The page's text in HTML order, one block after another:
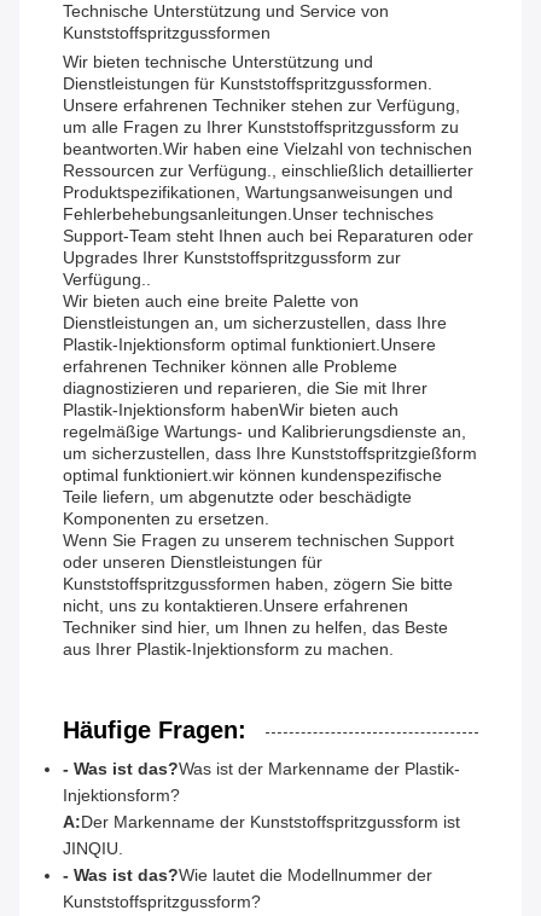
Technische Unterstützung und Service von
Kunststoffspritzgussformen
Wir bieten technische Unterstützung und
Dienstleistungen für Kunststoffspritzgussformen.
Unsere erfahrenen Techniker stehen zur Verfügung,
um alle Fragen zu Ihrer Kunststoffspritzgussform zu
beantworten.Wir haben eine Vielzahl von technischen
Ressourcen zur Verfügung., einschließlich detaillierter
Produktspezifikationen, Wartungsanweisungen und
Fehlerbehebungsanleitungen.Unser technisches
Support-Team steht Ihnen auch bei Reparaturen oder
Upgrades Ihrer Kunststoffspritzgussform zur
Verfügung..
Wir bieten auch eine breite Palette von
Dienstleistungen an, um sicherzustellen, dass Ihre
Plastik-Injektionsform optimal funktioniert.Unsere
erfahrenen Techniker können alle Probleme
diagnostizieren und reparieren, die Sie mit Ihrer
Plastik-Injektionsform habenWir bieten auch
regelmäßige Wartungs- und Kalibrierungsdienste an,
um sicherzustellen, dass Ihre Kunststoffspritzgießform
optimal funktioniert.wir können kundenspezifische
Teile liefern, um abgenutzte oder beschädigte
Komponenten zu ersetzen.
Wenn Sie Fragen zu unserem technischen Support
oder unseren Dienstleistungen für
Kunststoffspritzgussformen haben, zögern Sie bitte
nicht, uns zu kontaktieren.Unsere erfahrenen
Techniker sind hier, um Ihnen zu helfen, das Beste
aus Ihrer Plastik-Injektionsform zu machen.
Häufige Fragen:
- Was ist das?Was ist der Markenname der Plastik-
Injektionsform?
A:Der Markenname der Kunststoffspritzgussform ist
JINQIU.
- Was ist das?Wie lautet die Modellnummer der
Kunststoffspritzgussform?